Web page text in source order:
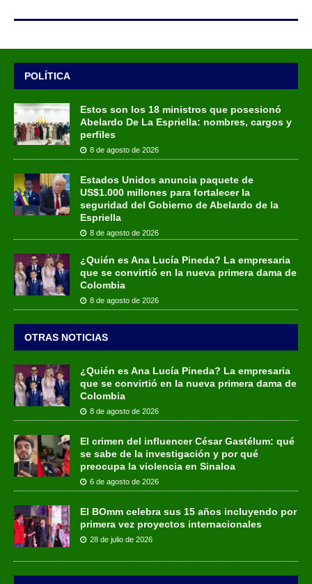
POLÍTICA
Estos son los 18 ministros que posesionó
Abelardo De La Espriella: nombres, cargos y
perfiles
8 de agosto de 2026
Estados Unidos anuncia paquete de
US$1.000 millones para fortalecer la
seguridad del Gobierno de Abelardo de la
Espriella
8 de agosto de 2026
¿Quién es Ana Lucía Pineda? La empresaria
que se convirtió en la nueva primera dama de
Colombia
8 de agosto de 2026
OTRAS NOTICIAS
¿Quién es Ana Lucía Pineda? La empresaria
que se convirtió en la nueva primera dama de
Colombia
8 de agosto de 2026
El crimen del influencer César Gastélum: qué
se sabe de la investigación y por qué
preocupa la violencia en Sinaloa
6 de agosto de 2026
El BOmm celebra sus 15 años incluyendo por
primera vez proyectos internacionales
28 de julio de 2026